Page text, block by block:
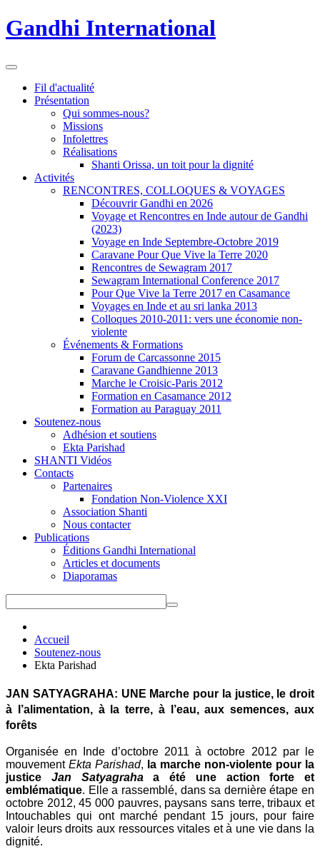
Gandhi International
Fil d'actualité
Présentation
Qui sommes-nous?
Missions
Infolettres
Réalisations
Shanti Orissa, un toit pour la dignité
Activités
RENCONTRES, COLLOQUES & VOYAGES
Découvrir Gandhi en 2026
Voyage et Rencontres en Inde autour de Gandhi
(2023)
Voyage en Inde Septembre-Octobre 2019
Caravane Pour Que Vive la Terre 2020
Rencontres de Sewagram 2017
Sewagram International Conference 2017
Pour Que Vive la Terre 2017 en Casamance
Voyages en Inde et au sri lanka 2013
Colloques 2010-2011: vers une économie non-
violente
Événements & Formations
Forum de Carcassonne 2015
Caravane Gandhienne 2013
Marche le Croisic-Paris 2012
Formation en Casamance 2012
Formation au Paraguay 2011
Soutenez-nous
Adhésion et soutiens
Ekta Parishad
SHANTI Vidéos
Contacts
Partenaires
Fondation Non-Violence XXI
Association Shanti
Nous contacter
Publications
Éditions Gandhi International
Articles et documents
Diaporamas
Accueil
Soutenez-nous
Ekta Parishad
JAN SATYAGRAHA: UNE Marche pour la justice, le droit
à l’alimentation, à la terre, à l’eau, aux semences, aux
forêts
Organisée en Inde d’octobre 2011 à octobre 2012 par le
mouvement Ekta Parishad, la marche non-violente pour la
justice Jan Satyagrahaa été une action forte et
emblématique. Elle a rassemblé, dans sa dernière étape en
octobre 2012, 45 000 pauvres, paysans sans terre, tribaux et
Intouchables qui ont marché pendant 15 jours, pour faire
valoir leurs droits aux ressources vitales et à une vie dans la
dignité.